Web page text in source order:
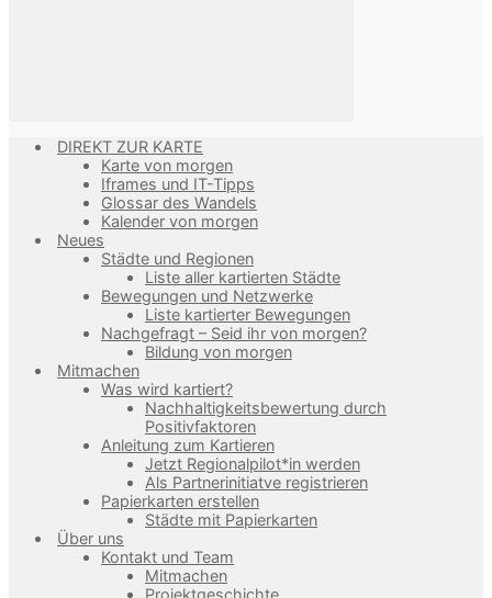
DIREKT ZUR KARTE
Karte von morgen
Iframes und IT-Tipps
Glossar des Wandels
Kalender von morgen
Neues
Städte und Regionen
Liste aller kartierten Städte
Bewegungen und Netzwerke
Liste kartierter Bewegungen
Nachgefragt – Seid ihr von morgen?
Bildung von morgen
Mitmachen
Was wird kartiert?
Nachhaltigkeitsbewertung durch
Positivfaktoren
Anleitung zum Kartieren
Jetzt Regionalpilot*in werden
Als Partnerinitiatve registrieren
Papierkarten erstellen
Städte mit Papierkarten
Über uns
Kontakt und Team
Mitmachen